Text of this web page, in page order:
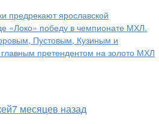
предрекают ярославской
«Локо» победу в чемпионате МХЛ.
Пустовым, Кузиным и
претендентом на золото МХЛ
7 месяцев назад